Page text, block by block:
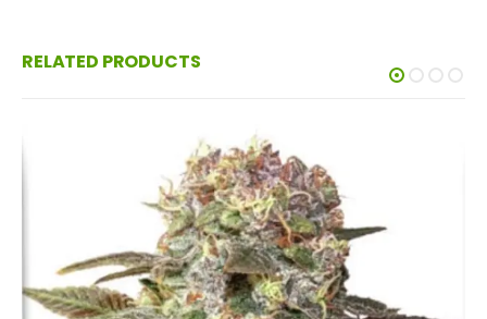
RELATED PRODUCTS